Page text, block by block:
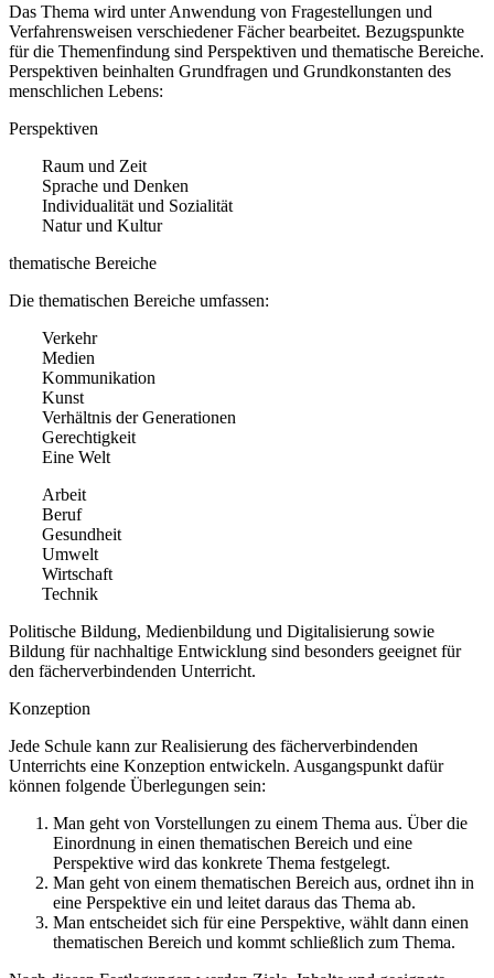
Das Thema wird unter Anwendung von Fragestellungen und
Verfahrensweisen verschiedener Fächer bearbeitet. Bezugspunkte
für die Themenfindung sind Perspektiven und thematische Bereiche.
Perspektiven beinhalten Grundfragen und Grundkonstanten des
menschlichen Lebens:
Perspektiven
Raum und Zeit
Sprache und Denken
Individualität und Sozialität
Natur und Kultur
thematische Bereiche
Die thematischen Bereiche umfassen:
Verkehr
Medien
Kommunikation
Kunst
Verhältnis der Generationen
Gerechtigkeit
Eine Welt
Arbeit
Beruf
Gesundheit
Umwelt
Wirtschaft
Technik
Politische Bildung, Medienbildung und Digitalisierung sowie
Bildung für nachhaltige Entwicklung sind besonders geeignet für
den fächerverbindenden Unterricht.
Konzeption
Jede Schule kann zur Realisierung des fächerverbindenden
Unterrichts eine Konzeption entwickeln. Ausgangspunkt dafür
können folgende Überlegungen sein:
Man geht von Vorstellungen zu einem Thema aus. Über die
Einordnung in einen thematischen Bereich und eine
Perspektive wird das konkrete Thema festgelegt.
Man geht von einem thematischen Bereich aus, ordnet ihn in
eine Perspektive ein und leitet daraus das Thema ab.
Man entscheidet sich für eine Perspektive, wählt dann einen
thematischen Bereich und kommt schließlich zum Thema.